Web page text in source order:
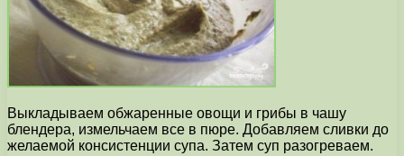
Выкладываем обжаренные овощи и грибы в чашу
блендера, измельчаем все в пюре. Добавляем сливки до
желаемой консистенции супа. Затем суп разогреваем.